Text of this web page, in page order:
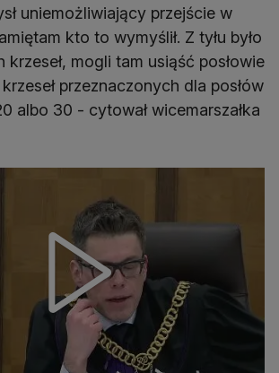
uniemożliwiający przejście w
kto to wymyślił. Z tyłu było
mogli tam usiąść posłowie
przeznaczonych dla posłów
albo 30 - cytował wicemarszałka